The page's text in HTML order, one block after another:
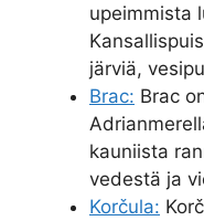
upeimmista
järviä,
Brac: Brac
kauniista
vedestä ja
Korčula: